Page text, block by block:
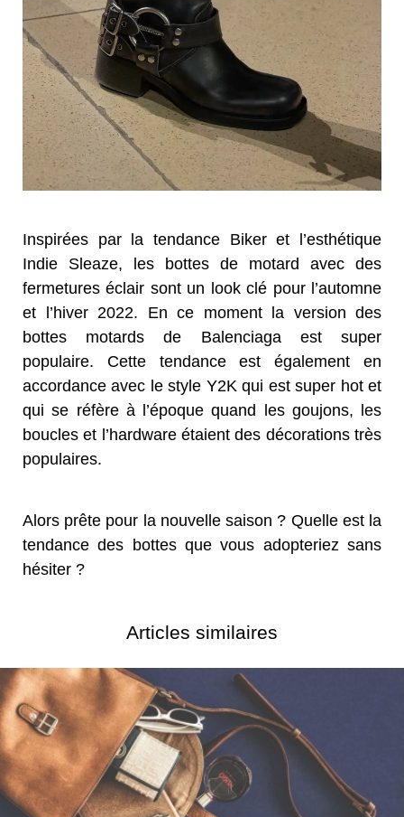
Inspirées par la tendance Biker et l’esthétique
Indie Sleaze, les bottes de motard avec des
fermetures éclair sont un look clé pour l’automne
et l’hiver 2022. En ce moment la version des
bottes motards de Balenciaga est super
populaire. Cette tendance est également en
accordance avec le style Y2K qui est super hot et
qui se réfère à l’époque quand les goujons, les
boucles et l’hardware étaient des décorations très
populaires.
Alors prête pour la nouvelle saison ? Quelle est la
tendance des bottes que vous adopteriez sans
hésiter ?
Articles similaires